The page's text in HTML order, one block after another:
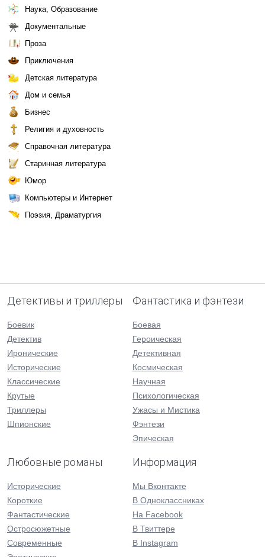
Наука, Образование
Документальные
Проза
Приключения
Детская литература
Дом и семья
Бизнес
Религия и духовность
Справочная литература
Старинная литература
Юмор
Компьютеры и Интернет
Поэзия, Драматургия
Детективы и триллеры
Боевик
Детектив
Иронические
Исторические
Классические
Крутые
Триллеры
Шпионские
Фантастика и фэнтези
Боевая
Героическая
Детективная
Космическая
Научная
Психологическая
Ужасы и Мистика
Фэнтези
Эпическая
Любовные романы
Исторические
Короткие
Фантастические
Остросюжетные
Современные
Информация
Мы Вконтакте
В Одноклассниках
На Facebook
В Твиттере
В Instagram